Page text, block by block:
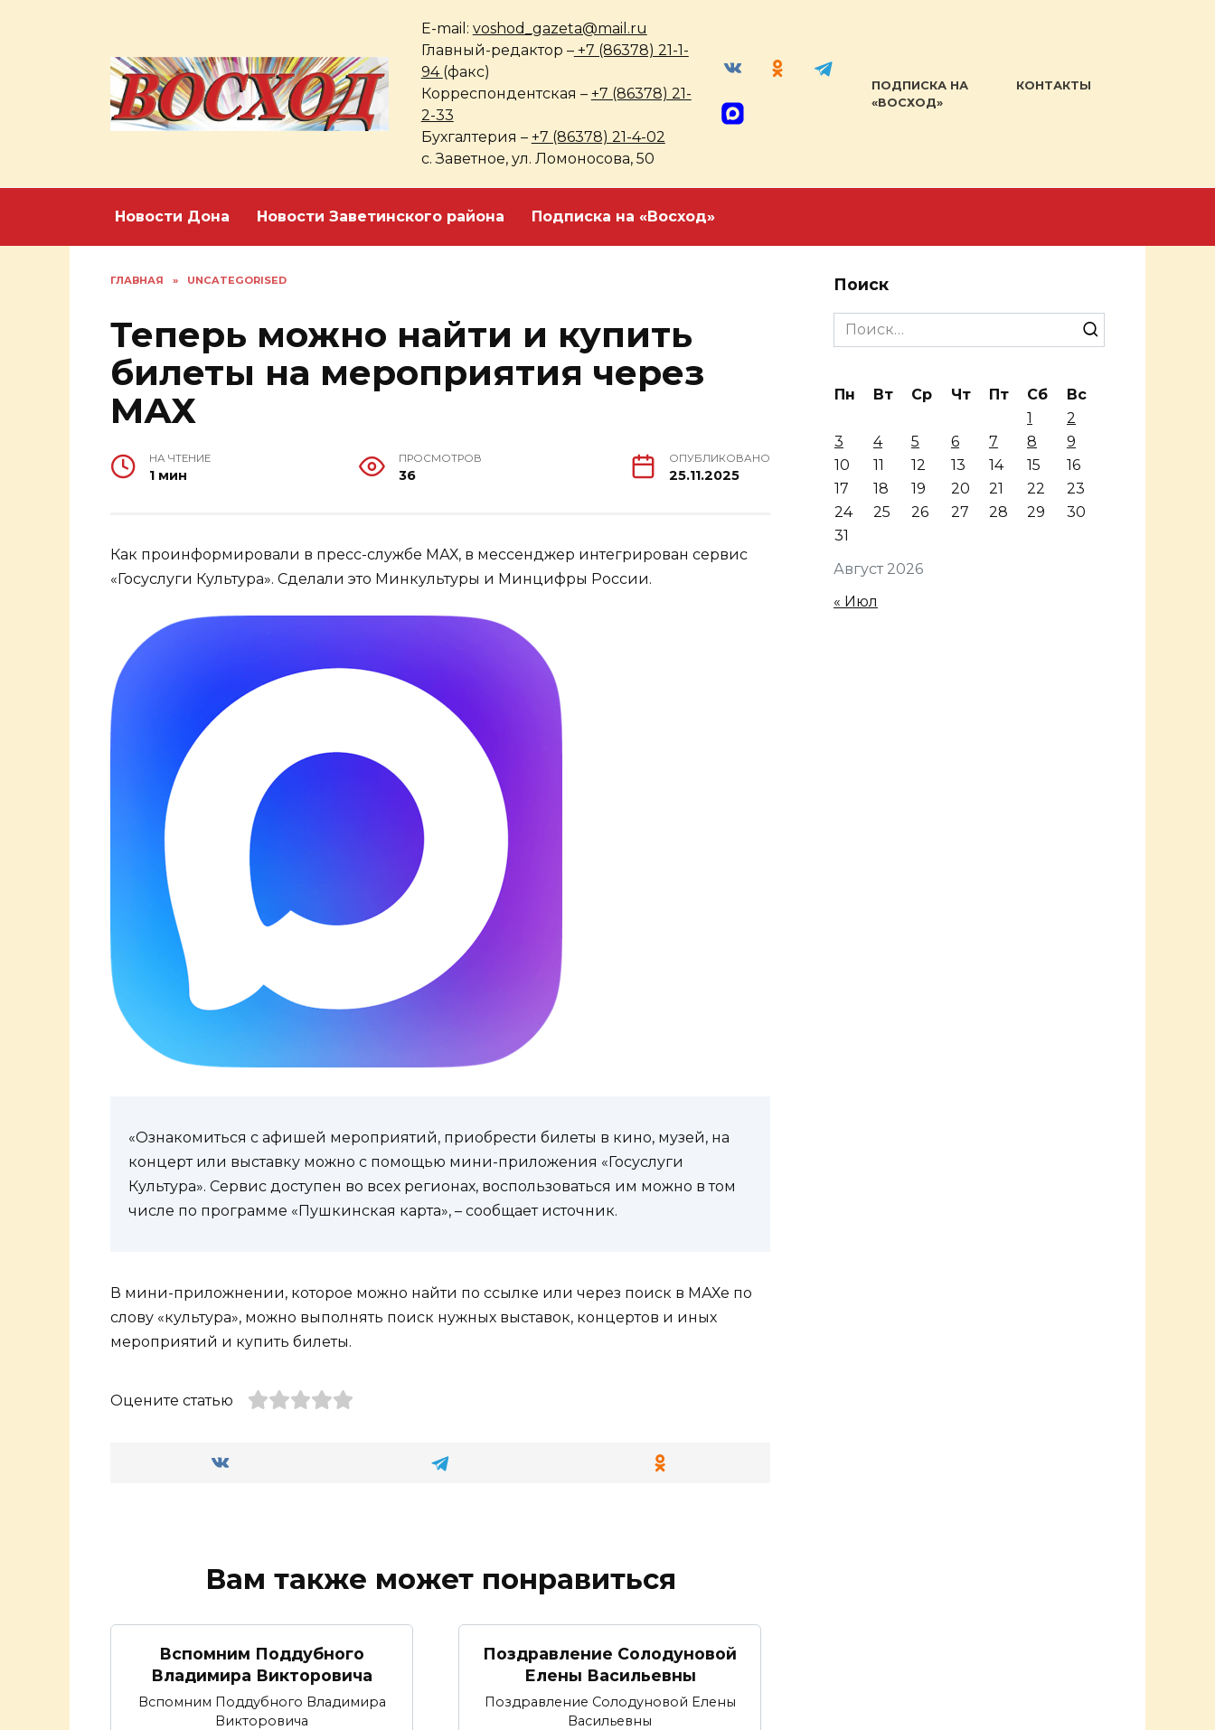
E-mail: voshod_gazeta@mail.ru
Главный-редактор –+7 (86378) 21-1-
94 (факс)
Корреспондентская – +7 (86378) 21-
2-33
Бухгалтерия – +7 (86378) 21-4-02
с. Заветное, ул. Ломоносова, 50
ПОДПИСКА НА
«ВОСХОД»
КОНТАКТЫ
Новости Дона Новости Заветинского района Подписка на «Восход»
ГЛАВНАЯ » UNCATEGORISED
Теперь можно найти и купить
билеты на мероприятия через
МАХ
НА ЧТЕНИЕ
1 мин
ПРОСМОТРОВ
36
ОПУБЛИКОВАНО
25.11.2025
Как проинформировали в пресс-службе МАХ, в мессенджер интегрирован сервис
«Госуслуги Культура». Сделали это Минкультуры и Минцифры России.
«Ознакомиться с афишей мероприятий, приобрести билеты в кино, музей, на
концерт или выставку можно с помощью мини-приложения «Госуслуги
Культура». Сервис доступен во всех регионах, воспользоваться им можно в том
числе по программе «Пушкинская карта», – сообщает источник.
В мини-приложнении, которое можно найти по ссылке или через поиск в МАХе по
слову «культура», можно выполнять поиск нужных выставок, концертов и иных
мероприятий и купить билеты.
Оцените статью
Вам также может понравиться
Вспомним Поддубного
Владимира Викторовича
Вспомним Поддубного Владимира
Викторовича
Поздравление Солодуновой
Елены Васильевны
Поздравление Солодуновой Елены
Васильевны
Поиск
Search
for:
Август 2026
Пн Вт Ср Чт Пт Сб
Вс
1
2
3
4 5 6 7 8
9
10
11 12 13 14 15
16
17
18 19 20 21 22
23
24
25 26 27 28 29
30
31
« Июл